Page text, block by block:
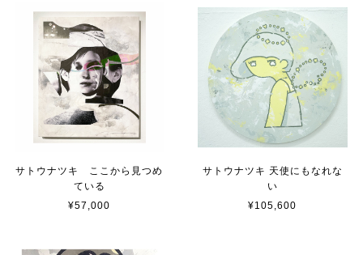
サトウナツキ ここから見つめ
ている
¥57,000
サトウナツキ 天使にもなれな
い
¥105,600